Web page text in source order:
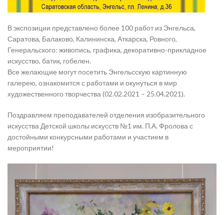
В экспозиции представлено более 100 работ из Энгельса,
Саратова, Балаково, Калининска, Аткарска, Ровного,
Генеральского: живопись, графика, декоративно-прикладное
искусство, батик, гобелен.
Все желающие могут посетить Энгельсскую картинную
галерею, ознакомится с работами и окунуться в мир
художественного творчества (02.02.2021 – 25.04.2021).
Поздравляем преподавателей отделения изобразительного
искусства Детской школы искусств №1 им. П.А. Фролова с
достойными конкурсными работами и участием в
мероприятии!